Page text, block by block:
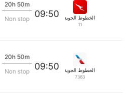
الخطوط الجوية كانتاس
11
09:50
20h 50m
Non stop
الخطوط الجوية الأمريكية
7363
09:50
20h 50m
Non stop